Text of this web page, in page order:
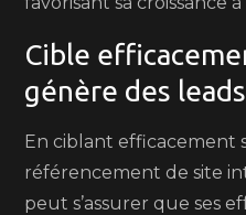
Cible
génère des
En ciblant efficacement
référencement de site
peut s’assurer que ses